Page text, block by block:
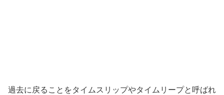
過去に戻ることをタイムスリップやタイムリープと呼ばれ